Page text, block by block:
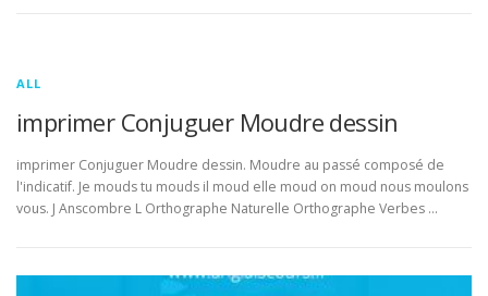
ALL
imprimer Conjuguer Moudre dessin
imprimer Conjuguer Moudre dessin. Moudre au passé composé de
l'indicatif. Je mouds tu mouds il moud elle moud on moud nous moulons
vous. J Anscombre L Orthographe Naturelle Orthographe Verbes …